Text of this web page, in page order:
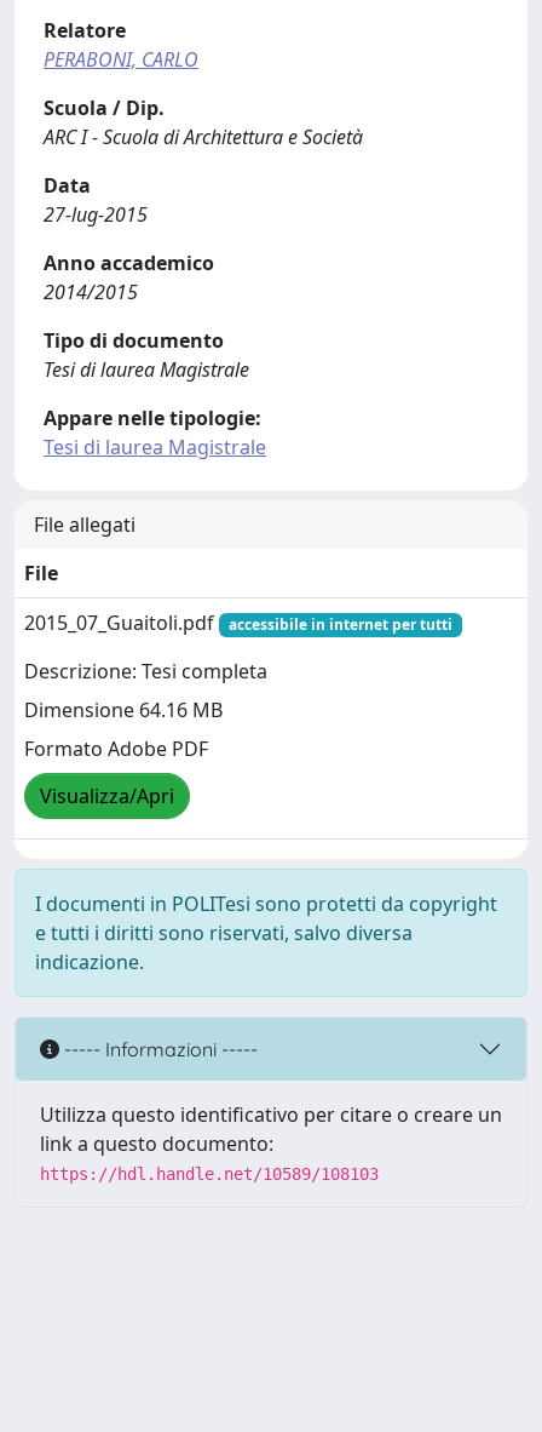
Relatore
PERABONI, CARLO
Scuola / Dip.
ARC I - Scuola di Architettura e Società
Data
27-lug-2015
Anno accademico
2014/2015
Tipo di documento
Tesi di laurea Magistrale
Appare nelle tipologie:
Tesi di laurea Magistrale
File allegati
File
2015_07_Guaitoli.pdf
accessibile in internet per tutti
Descrizione: Tesi completa
Dimensione 64.16 MB
Formato Adobe PDF
Visualizza/Apri
I documenti in POLITesi sono protetti da copyright
e tutti i diritti sono riservati, salvo diversa
indicazione.
----- Informazioni -----
Utilizza questo identificativo per citare o creare un
link a questo documento:
https://hdl.handle.net/10589/108103